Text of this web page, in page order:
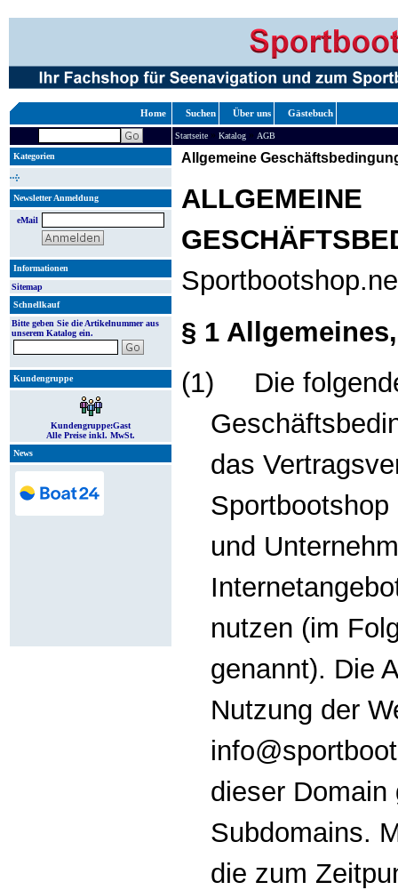
Home Suchen Über uns Gästebuch
Startseite » Katalog » AGB
Kategorien
Newsletter Anmeldung
eMail
Informationen
Sitemap
Schnellkauf
Bitte geben Sie die Artikelnummer aus
unserem Katalog ein.
Kundengruppe
Kundengruppe:Gast
Alle Preise inkl. MwSt.
News
Allgemeine
ALLGEMEINE
§ 1
(1)
Die
das
und
nutzen (im
genannt). Die
Nutzung der
dieser Domain
Subdomains.
die zum